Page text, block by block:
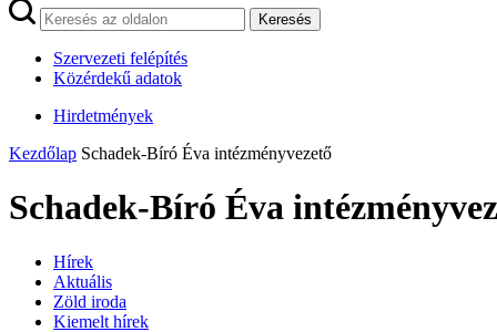
Keresés
Szervezeti felépítés
Közérdekű adatok
Hirdetmények
Kezdőlap Schadek-Bíró Éva intézményvezető
Schadek-Bíró Éva
Hírek
Aktuális
Zöld iroda
Kiemelt hírek